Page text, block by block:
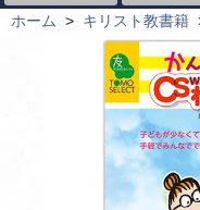
ホーム > キリスト教書籍